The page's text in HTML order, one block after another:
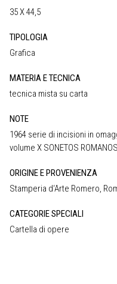
35 X 44,5
TIPOLOGIA
Grafica
MATERIA E TECNICA
tecnica mista su carta
NOTE
1964 serie di incisioni in
volume X SONETOS
ORIGINE E PROVENIENZA
Stamperia d‘Arte Romero,
CATEGORIE SPECIALI
Cartella di opere